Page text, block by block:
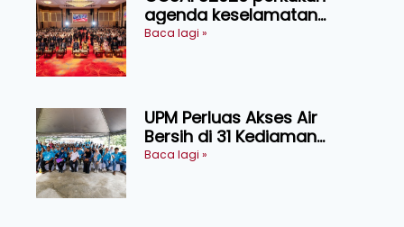
agenda keselamatan
makanan, AgriHub pacu
Baca lagi »
UPM Perluas Akses Air
Bersih di 31 Kediaman
Orang Asli Tasik Chini
Baca lagi »